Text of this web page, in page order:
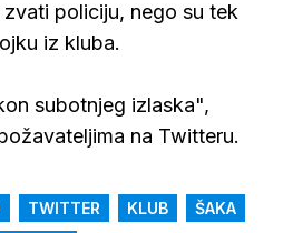
policiju, nego su tek
iz kluba.
subotnjeg izlaska",
na Twitteru.
TWITTER KLUB
ŠAKA